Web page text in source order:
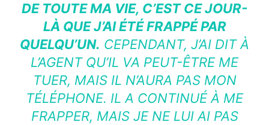
DE TOUTE MA VIE, C’EST CE JOUR-
LÀ QUE J’AI ÉTÉ FRAPPÉ PAR
QUELQU’UN. CEPENDANT, J’AI DIT À
L’AGENT QU’IL VA PEUT-ÊTRE ME
TUER, MAIS IL N’AURA PAS MON
TÉLÉPHONE. IL A CONTINUÉ À ME
FRAPPER, MAIS JE NE LUI AI PAS